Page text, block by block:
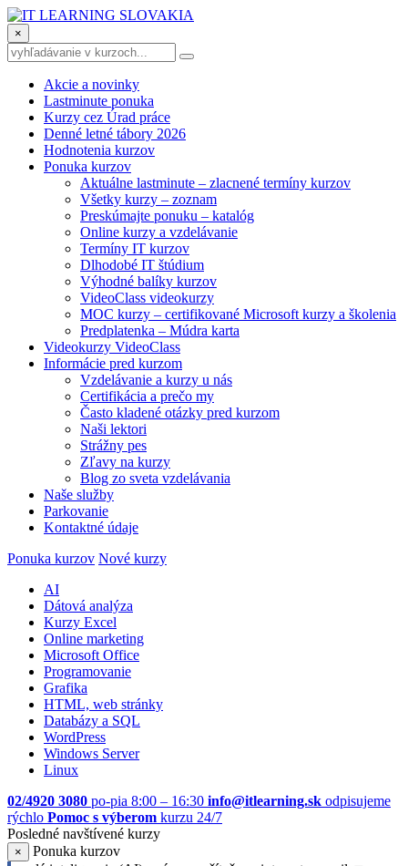
×
Akcie a novinky
Lastminute ponuka
Kurzy cez Úrad práce
Denné letné tábory 2026
Hodnotenia kurzov
Ponuka kurzov
Aktuálne lastminute – zlacnené termíny kurzov
Všetky kurzy – zoznam
Preskúmajte ponuku – katalóg
Online kurzy a vzdelávanie
Termíny IT kurzov
Dlhodobé IT štúdium
Výhodné balíky kurzov
VideoClass videokurzy
MOC kurzy – certifikované Microsoft kurzy a školenia
Predplatenka – Múdra karta
Videokurzy VideoClass
Informácie pred kurzom
Vzdelávanie a kurzy u nás
Certifikácia a prečo my
Často kladené otázky pred kurzom
Naši lektori
Strážny pes
Zľavy na kurzy
Blog zo sveta vzdelávania
Naše služby
Parkovanie
Kontaktné údaje
Ponuka kurzov Nové kurzy
AI
Dátová analýza
Kurzy Excel
Online marketing
Microsoft Office
Programovanie
Grafika
HTML, web stránky
Databázy a SQL
WordPress
Windows Server
Linux
02/4920 3080 po-pia 8:00 – 16:30 info@itlearning.sk odpisujeme
rýchlo Pomoc s výberom kurzu 24/7
Posledné navštívené kurzy
×
Ponuka kurzov